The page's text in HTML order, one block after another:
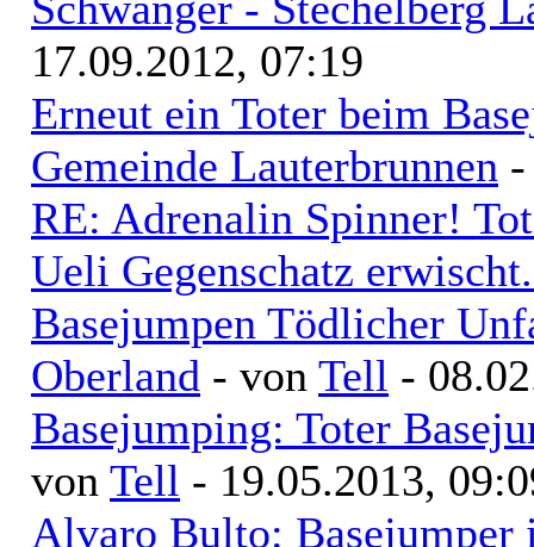
17.09.2012, 07:19
Erneut ein Toter beim
Gemeinde Lauterbrunnen
RE: Adrenalin Spinner!
Ueli Gegenschatz
Basejumpen Tödlicher
Oberland - von Tell -
Basejumping: Toter
von Tell - 19.05.2013,
Alvaro Bulto: Basejumper